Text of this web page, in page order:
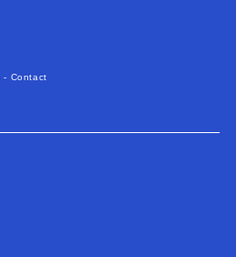
- Contact